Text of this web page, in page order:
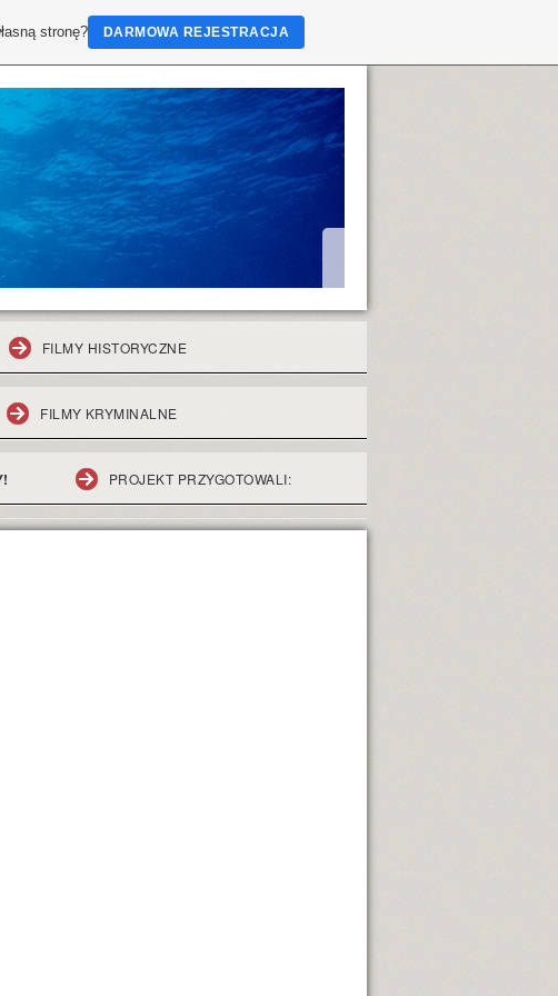
FILMY HISTORYCZNE
FILMY KRYMINALNE
PROJEKT PRZYGOTOWALI:
stronę? DARMOWA REJESTRACJA